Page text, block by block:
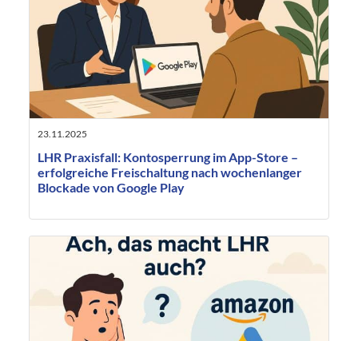
23.11.2025
LHR Praxisfall: Kontosperrung im App-Store –
erfolgreiche Freischaltung nach wochenlanger
Blockade von Google Play